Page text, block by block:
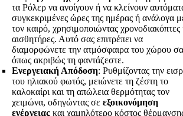
τα Ρόλερ να ανοίγουν ή να κλείνουν
συγκεκριμένες ώρες της ημέρας ή ανάλογα
τον καιρό, χρησιμοποιώντας χρονοδιακόπτες
αισθητήρες. Αυτό σας επιτρέπει να
διαμορφώνετε την ατμόσφαιρα του χώρου
όπως ακριβώς τη φαντάζεστε.
Ενεργειακή Απόδοση: Ρυθμίζοντας την
του ηλιακού φωτός, μειώνετε τη ζέστη το
καλοκαίρι και τη απώλεια θερμότητας τον
χειμώνα, οδηγώντας σε εξοικονόμηση
ενέργειας και χαμηλότερο κόστος